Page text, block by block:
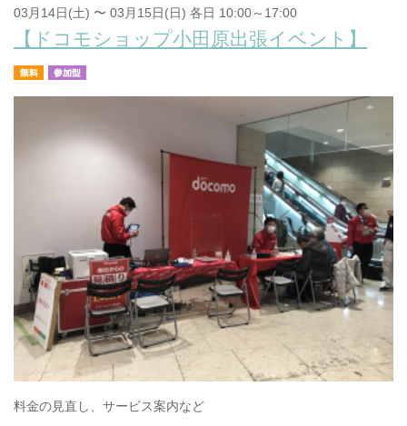
03月14日(土) 〜 03月15日(日) 各日 10:00～17:00
【ドコモショップ小田原出張イベント】
料金の見直し、サービス案内など